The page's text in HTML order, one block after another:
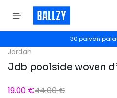
30 päivän
Jordan
Jdb poolside woven
19.00 €44.00 €